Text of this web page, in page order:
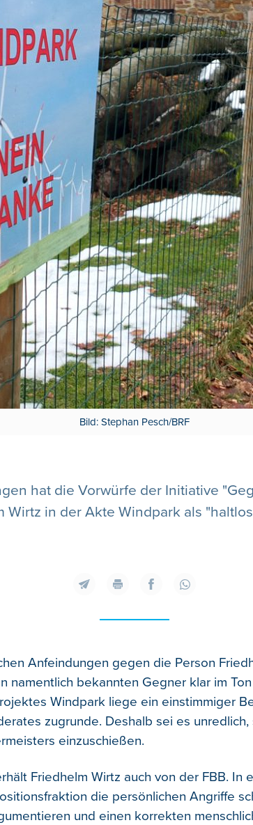
Bild: Stephan Pesch/BRF
hat die Vorwürfe der Initiative
Wirtz in der Akte Windpark als
Anfeindungen gegen die Person
namentlich bekannten Gegner klar im
Windpark liege ein einstimmiger
zugrunde. Deshalb sei es unredlich,
einzuschießen.
Friedhelm Wirtz auch von der FBB. In
die persönlichen Angriffe
und einen korrekten